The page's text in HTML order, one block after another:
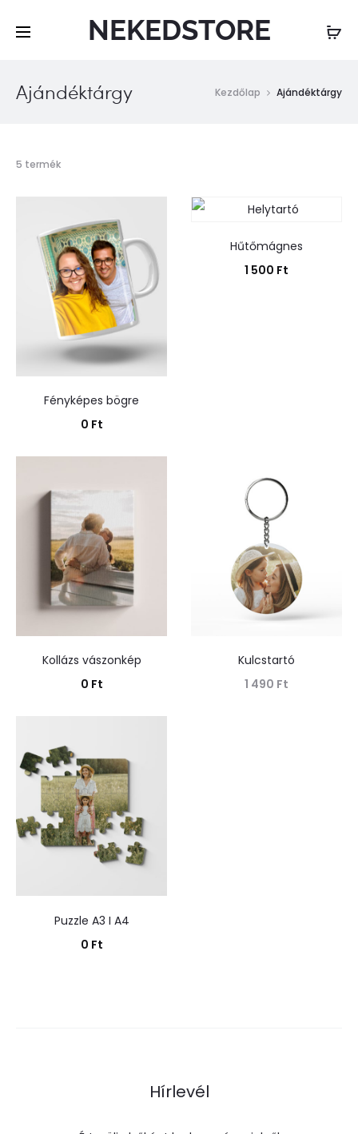
NEKEDSTORE
Ajándéktárgy Kezdőlap Ajándéktárgy
5 termékMind
megjelenítve
Fényképes bögre
0 Ft
Hűtőmágnes
1 500 Ft
Kollázs vászonkép
0 Ft
Kulcstartó
1 490 Ft
Puzzle A3 I A4
0 Ft
Hírlevél